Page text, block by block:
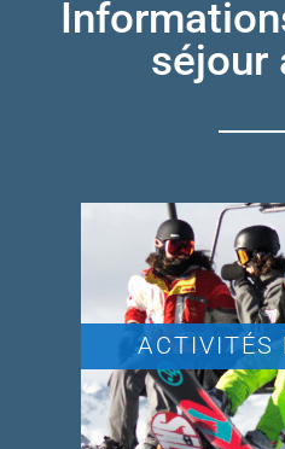
séjour
ACTIVITÉS